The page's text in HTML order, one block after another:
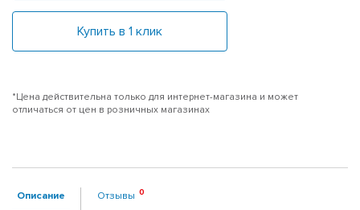
Купить в 1 клик
*Цена действительна только для интернет-магазина и может
отличаться от цен в розничных магазинах
Описание Отзывы